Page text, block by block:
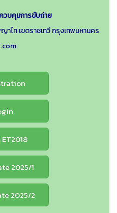
บคุมการขับถ่าย
าไท เขตราชเทวี กรุงเทพมหานคร
2025/1
2025/2